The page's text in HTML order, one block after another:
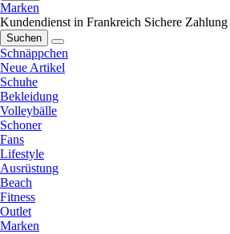
Marken
Kundendienst in Frankreich Sichere Zahlung
Suchen
Schnäppchen
Neue Artikel
Schuhe
Bekleidung
Volleybälle
Schoner
Fans
Lifestyle
Ausrüstung
Beach
Fitness
Outlet
Marken